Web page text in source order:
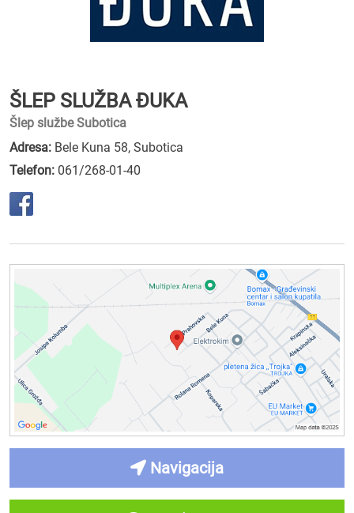
ŠLEP SLUŽBA ĐUKA
Šlep službe Subotica
Adresa: Bele Kuna 58, Subotica
Telefon: 061/268-01-40
Navigacija